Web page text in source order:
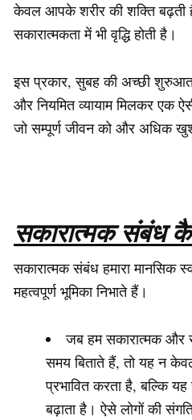
केवल आपके शरीर की शक्ति बढ़ती
सकारात्मकता में भी वृद्धि होती है।
इस प्रकार, सुबह की अच्छी
और नियमित व्यायाम मिलकर एक
जो सम्पूर्ण जीवन को और अधिक
सकारात्मक संबंध
सकारात्मक संबंध हमारा मानसिक
महत्वपूर्ण भूमिका निभाते हैं।
जब हम सकारात्मक और
समय बिताते हैं, तो यह न
प्रभावित करता है, बल्कि
बढ़ाता है। ऐसे लोगों की